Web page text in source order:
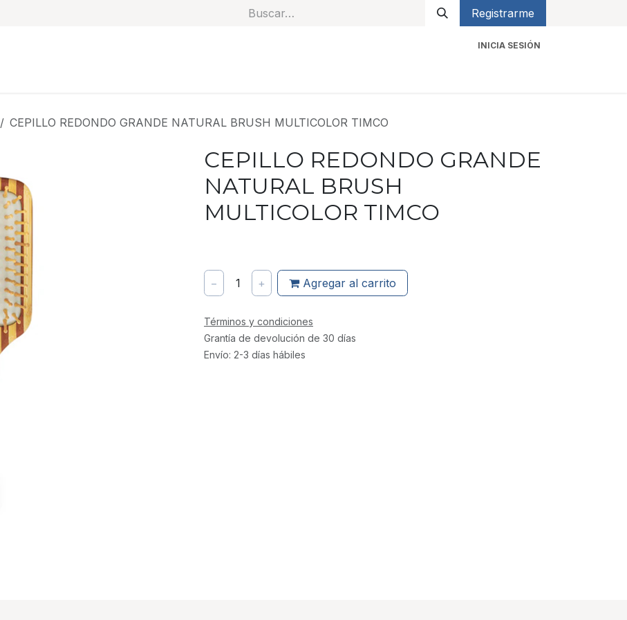
Registrarme
INICIA SESIÓN
CEPILLO REDONDO GRANDE NATURAL BRUSH MULTICOLOR TIMCO
CEPILLO REDONDO GRANDE
NATURAL BRUSH
MULTICOLOR TIMCO
− 1 + Agregar al carrito
Términos y condiciones
Grantía de devolución de 30 días
Envío: 2-3 días hábiles